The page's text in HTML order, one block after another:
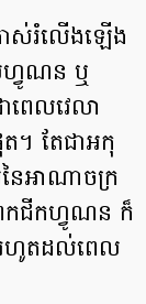
ាស់រំលើងឡើង
ហ្វូណន ឬ​
ពេលវេលា
ត។ តែជា​អកុ​
ៃអាណាចក្រ
រែកជីក​ហ្វូ​ណ​ន ក៏
រហូតដល់ពេល